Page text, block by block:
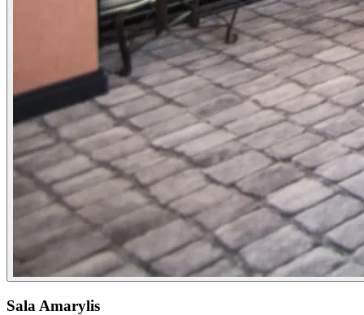
Sala Amarylis